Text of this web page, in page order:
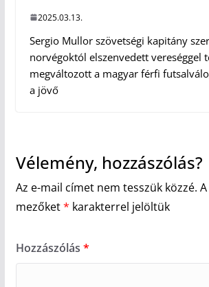
2025.03.13.
Sergio Mullor szövetségi kapitány
norvégoktól elszenvedett vereséggel
megváltozott a magyar férfi
a jövő
Vélemény, hozzászólás?
Az e-mail címet nem tesszük közzé.
mezőket* karakterrel jelöltük
Hozzászólás *